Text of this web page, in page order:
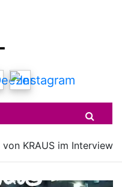
KRAUS im Interview